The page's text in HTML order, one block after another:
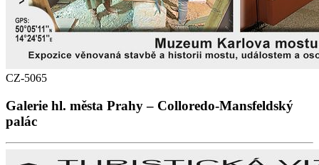
CZ-5065
Galerie hl. města Prahy – Colloredo-Mansfeldský
palác